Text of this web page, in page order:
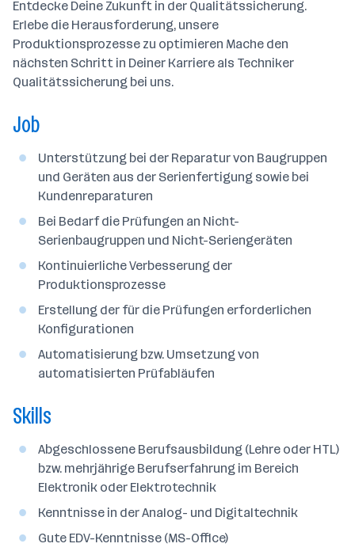
e
n
b
e
r
e
i
t
e
r
n
a
o
r
t
e
Entdecke Deine Zukunft in der Qualitätssicherung.
Erlebe die Herausforderung, unsere
Produktionsprozesse zu optimieren Mache den
nächsten Schritt in Deiner Karriere als Techniker
Qualitätssicherung bei uns.
Job
Unterstützung bei der Reparatur von Baugruppen
und Geräten aus der Serienfertigung sowie bei
Kundenreparaturen
Bei Bedarf die Prüfungen an Nicht-
Serienbaugruppen und Nicht-Seriengeräten
Kontinuierliche Verbesserung der
Produktionsprozesse
Erstellung der für die Prüfungen erforderlichen
Konfigurationen
Automatisierung bzw. Umsetzung von
automatisierten Prüfabläufen
Skills
Abgeschlossene Berufsausbildung (Lehre oder HTL)
bzw. mehrjährige Berufserfahrung im Bereich
Elektronik oder Elektrotechnik
Kenntnisse in der Analog- und Digitaltechnik
Gute EDV-Kenntnisse (MS-Office)